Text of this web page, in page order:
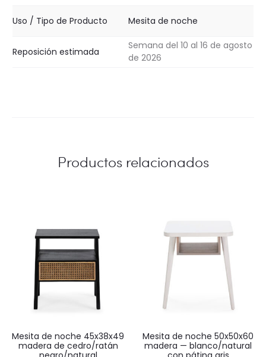
Uso / Tipo de Producto Mesita de noche
Reposición estimada
Semana del 10 al 16 de agosto
de 2026
Productos relacionados
mesita de noche 45x38x49
madera de cedro/ratán
mesita de noche 50x50x60
madera — blanco/natural